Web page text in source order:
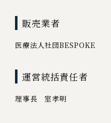
販売業者
医療法人社団BESPOKE
運営統括責任者
理事長 室孝明